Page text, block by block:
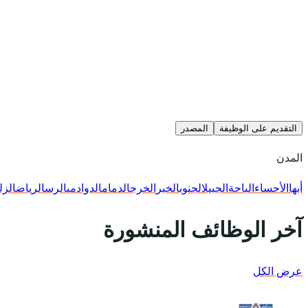
التقديم على الوظيفة المصدر
المدن
أبها الأحساء الباحة الجبيلالجنوبالخبر الخرجالدمامالدوادميالرسالرياض
آخر الوظائف المنشورة
عرض الكل